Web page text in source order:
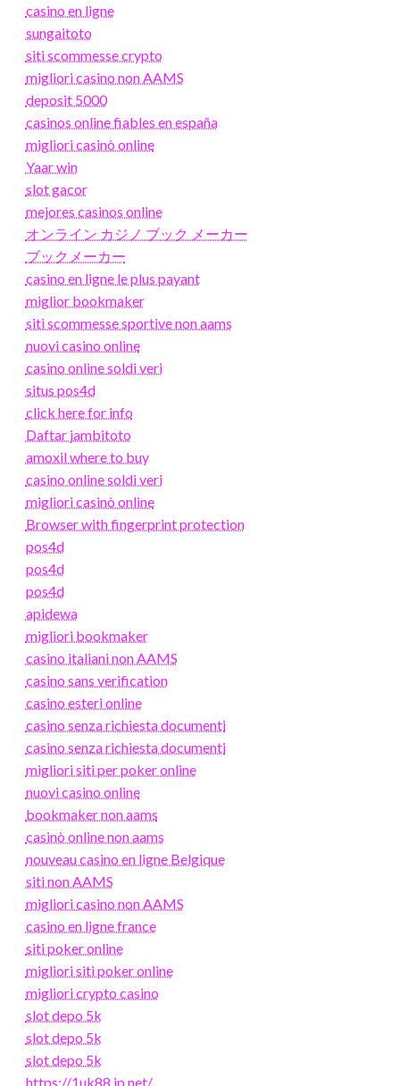
casino en ligne
sungaitoto
siti scommesse crypto
migliori casino non AAMS
deposit 5000
casinos online fiables en españa
migliori casinò online
Yaar win
slot gacor
mejores casinos online
オンライン カジノ ブック メーカー
ブックメーカー
casino en ligne le plus payant
miglior bookmaker
siti scommesse sportive non aams
nuovi casino online
casino online soldi veri
situs pos4d
click here for info
Daftar jambitoto
amoxil where to buy
casino online soldi veri
migliori casinò online
Browser with fingerprint protection
pos4d
pos4d
pos4d
apidewa
migliori bookmaker
casino italiani non AAMS
casino sans verification
casino esteri online
casino senza richiesta documenti
casino senza richiesta documenti
migliori siti per poker online
nuovi casino online
bookmaker non aams
casinò online non aams
nouveau casino en ligne Belgique
siti non AAMS
migliori casino non AAMS
casino en ligne france
siti poker online
migliori siti poker online
migliori crypto casino
slot depo 5k
slot depo 5k
slot depo 5k
https://1uk88.jp.net/